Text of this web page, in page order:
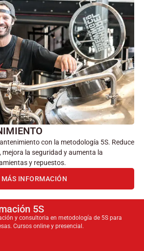
con la metodología 5S. Reduce
la seguridad y aumenta la
y repuestos.
MÁS INFORMACIÓN
5S
y consultoria en metodología de 5S para
Cursos online y presencial.